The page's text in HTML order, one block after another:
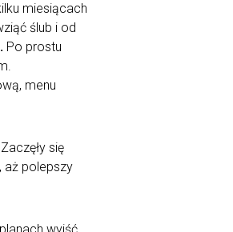
miesiącach
ślub i od
Po prostu
menu
Zaczęły się
aż polepszy